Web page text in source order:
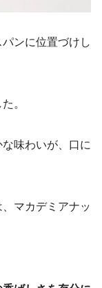
ンに位置づけし
。
味わいが、口に
マカデミアナッ